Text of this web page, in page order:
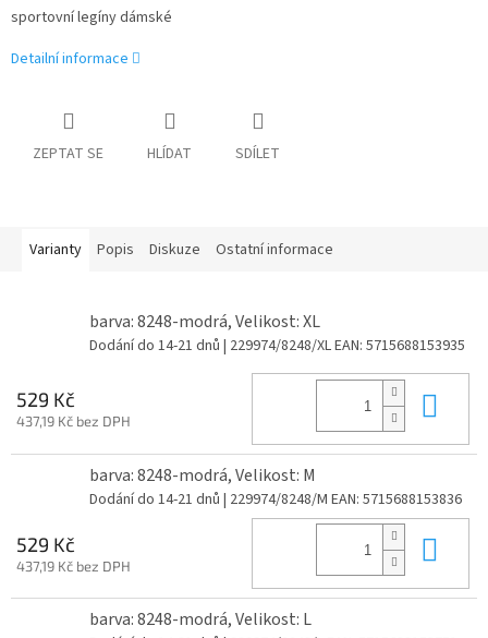
sportovní legíny dámské
Detailní informace
ZEPTAT SE HLÍDAT SDÍLET
Varianty Popis Diskuze Ostatní informace
barva: 8248-modrá, Velikost: XL
Dodání do 14-21 dnů | 229974/8248/XLEAN: 5715688153935
529 Kč
437,19 Kč bez DPH
barva: 8248-modrá, Velikost: M
Dodání do 14-21 dnů | 229974/8248/M EAN: 5715688153836
529 Kč
437,19 Kč bez DPH
barva: 8248-modrá, Velikost: L